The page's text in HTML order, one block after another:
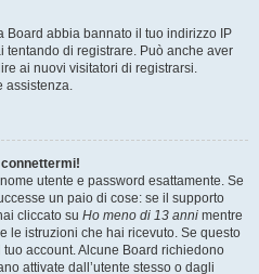
Board abbia bannato il tuo indirizzo IP
tentando di registrare. Può anche aver
ai nuovi visitatori di registrarsi.
assistenza.
utente e password esattamente. Se
un paio di cose: se il supporto
cliccato su Ho meno di 13 anni mentre
le istruzioni che hai ricevuto. Se questo
account. Alcune Board richiedono
attivate dall’utente stesso o dagli